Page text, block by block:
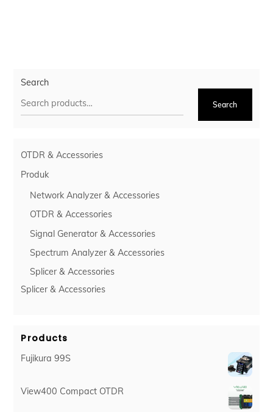
Search
Search
OTDR & Accessories
Produk
Network Analyzer & Accessories
OTDR & Accessories
Signal Generator & Accessories
Spectrum Analyzer & Accessories
Splicer & Accessories
Splicer & Accessories
Products
Fujikura 99S
View400 Compact OTDR